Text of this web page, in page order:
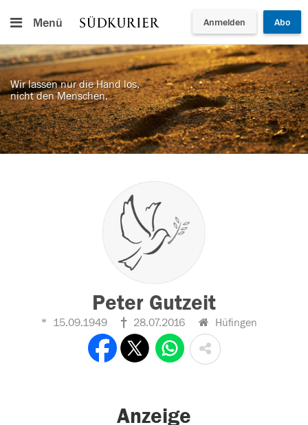
Menü Anmelden Abo
Wir lassen nur die Hand los,
nicht den Menschen.
Peter Gutzeit
15.09.1949 28.07.2016 Hüfingen
Anzeige